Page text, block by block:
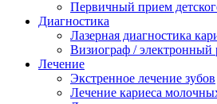
Первичный прием
Диагностика
Лазерная диагностика
Визиограф / электронный
Лечение
Экстренное лечение зубов
Лечение кариеса